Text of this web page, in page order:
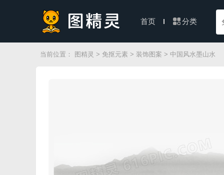
首页 分类
当前位置： 图精灵 > 免抠元素 > 装饰图案 > 中国风水墨山水